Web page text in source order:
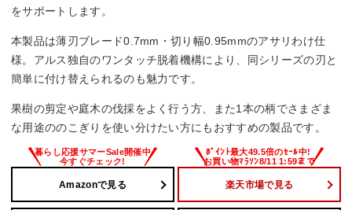
をサポートします。
本製品は薄刃ブレード0.7mm・切り幅0.95mmのアサリわけ仕
様。アルス独自のワンタッチ脱着機構により、同シリーズの刃と
簡単に付け替えられるのも魅力です。
果樹の剪定や庭木の伐採をよく行う方、また1本の柄でさまざま
な用途ののこぎりを使い分けたい方にもおすすめの製品です。
Amazonで見る 楽天市場で見る